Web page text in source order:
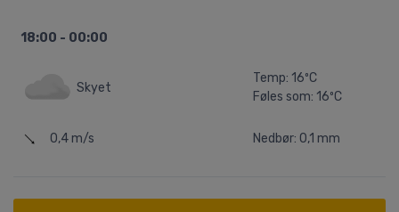
18:00 - 00:00
Skyet
Temp: 16ºC
Føles som: 16ºC
0,4 m/s Nedbør: 0,1 mm